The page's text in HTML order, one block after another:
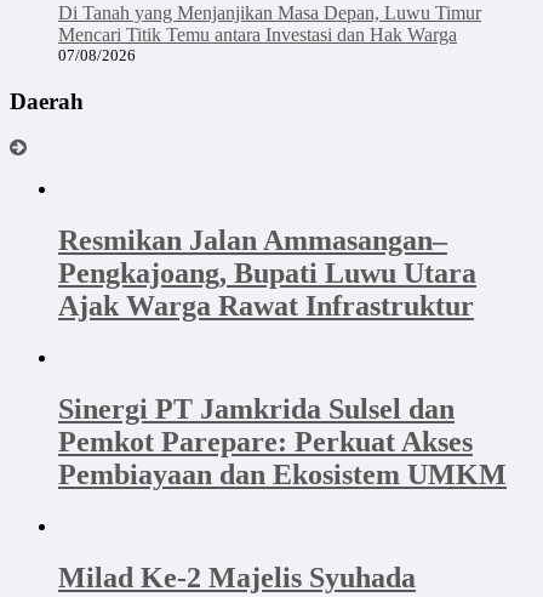
Di Tanah yang Menjanjikan Masa Depan, Luwu Timur
Mencari Titik Temu antara Investasi dan Hak Warga
07/08/2026
Daerah
Resmikan Jalan Ammasangan–
Pengkajoang, Bupati Luwu Utara
Ajak Warga Rawat Infrastruktur
Sinergi PT Jamkrida Sulsel dan
Pemkot Parepare: Perkuat Akses
Pembiayaan dan Ekosistem UMKM
Milad Ke-2 Majelis Syuhada